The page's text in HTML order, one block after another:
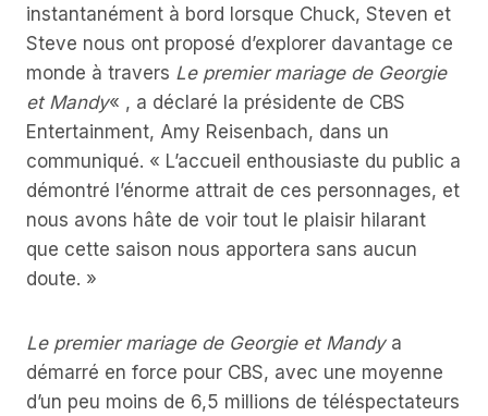
instantanément à bord lorsque Chuck, Steven et
Steve nous ont proposé d’explorer davantage ce
monde à travers Le premier mariage de Georgie
et Mandy« , a déclaré la présidente de CBS
Entertainment, Amy Reisenbach, dans un
communiqué. « L’accueil enthousiaste du public a
démontré l’énorme attrait de ces personnages, et
nous avons hâte de voir tout le plaisir hilarant
que cette saison nous apportera sans aucun
doute. »
Le premier mariage de Georgie et Mandya
démarré en force pour CBS, avec une moyenne
d’un peu moins de 6,5 millions de téléspectateurs